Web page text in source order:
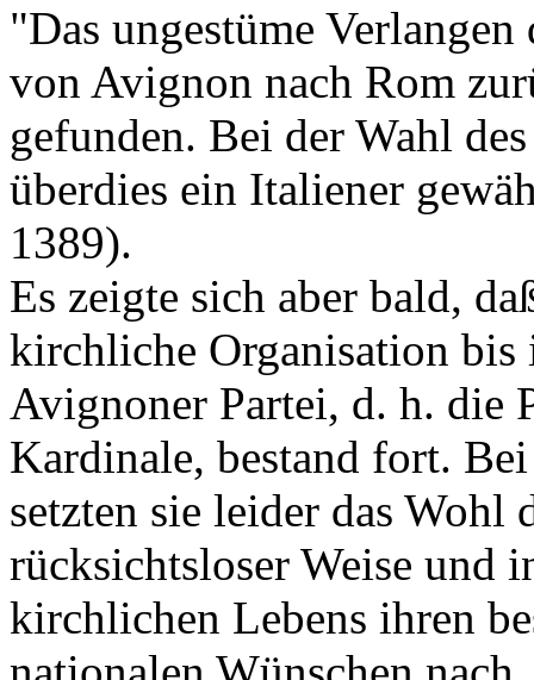
"Das ungestüme
von Avignon nach Rom
gefunden. Bei der Wahl
überdies ein Italiener
1389).
Es zeigte sich aber bald,
kirchliche Organisation
Avignoner Partei, d. h. die
Kardinale, bestand fort.
setzten sie leider das
rücksichtsloser Weise und
kirchlichen Lebens ihren